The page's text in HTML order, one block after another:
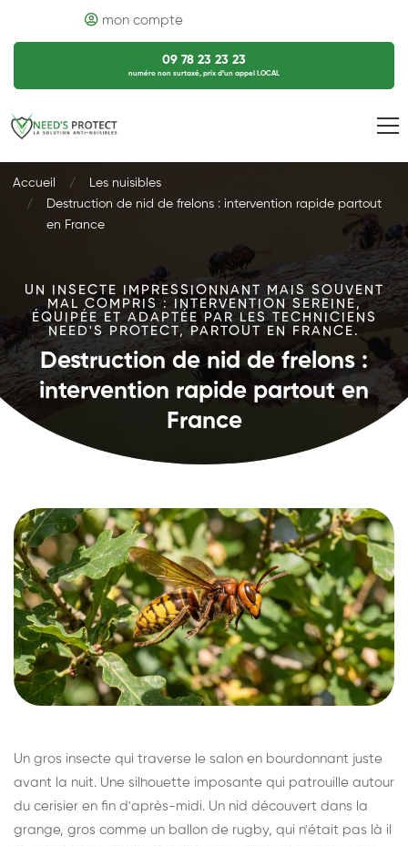
mon compte
09 78 23 23 23
numéro non surtaxé, prix d’un appel LOCAL
Accueil
Les nuisibles
Destruction de nid de frelons : intervention rapide partout
en France
UN INSECTE IMPRESSIONNANT MAIS SOUVENT
MAL COMPRIS : INTERVENTION SEREINE,
ÉQUIPÉE ET ADAPTÉE PAR LES TECHNICIENS
NEED'S PROTECT, PARTOUT EN FRANCE.
Destruction de nid de frelons :
intervention rapide partout en
France
Un gros insecte qui traverse le salon en bourdonnant juste
avant la nuit. Une silhouette imposante qui patrouille autour
du cerisier en fin d'après-midi. Un nid découvert dans la
grange, gros comme un ballon de rugby, qui n'était pas là il